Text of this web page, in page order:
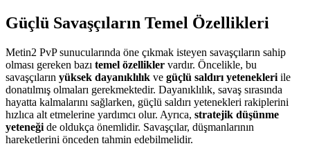
Güçlü Savaşçıların Temel Özellikleri
Metin2 PvP sunucularında öne çıkmak isteyen savaşçıların sahip
olması gereken bazı temel özellikler vardır. Öncelikle, bu
savaşçıların yüksek dayanıklılık ve güçlü saldırı yetenekleri ile
donatılmış olmaları gerekmektedir. Dayanıklılık, savaş sırasında
hayatta kalmalarını sağlarken, güçlü saldırı yetenekleri rakiplerini
hızlıca alt etmelerine yardımcı olur. Ayrıca, stratejik düşünme
yeteneği de oldukça önemlidir. Savaşçılar, düşmanlarının
hareketlerini önceden tahmin edebilmelidir.